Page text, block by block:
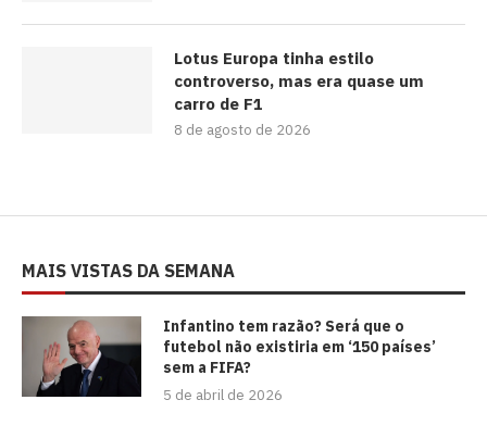
Lotus Europa tinha estilo
controverso, mas era quase um
carro de F1
8 de agosto de 2026
MAIS VISTAS DA SEMANA
⁠Infantino tem razão? Será que o
futebol não existiria em ‘150 países’
sem a FIFA?
5 de abril de 2026